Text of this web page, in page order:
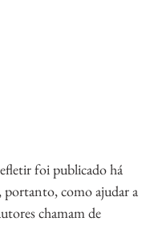
foi publicado há
portanto, como ajudar a
chamam de